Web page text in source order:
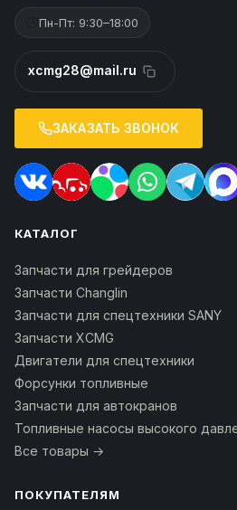
Пн-Пт: 9:30–18:00
xcmg28@mail.ru
ЗАКАЗАТЬ ЗВОНОК
КАТАЛОГ
Запчасти для грейдеров
Запчасти Changlin
Запчасти для спецтехники SANY
Запчасти XCMG
Двигатели для спецтехники
Форсунки топливные
Запчасти для автокранов
Топливные насосы высокого
Все товары →
ПОКУПАТЕЛЯМ